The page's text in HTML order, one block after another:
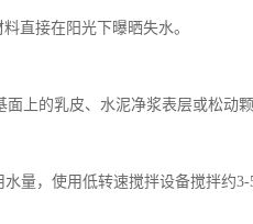
直接在阳光下曝晒失水。
上的乳皮、水泥净浆表层或松动
量，使用低转速搅拌设备搅拌约